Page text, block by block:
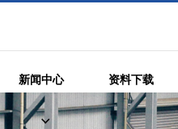
新闻中心 资料下载